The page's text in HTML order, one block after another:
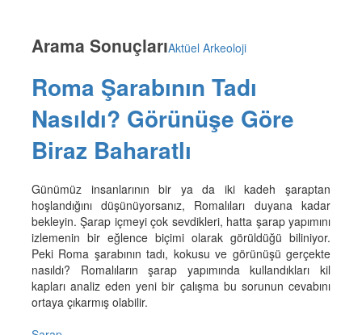
Arama SonuçlarıAktüel Arkeoloji
Roma Şarabının Tadı
Nasıldı? Görünüşe Göre
Biraz Baharatlı
Günümüz insanlarının bir ya da iki kadeh şaraptan
hoşlandığını düşünüyorsanız, Romalıları duyana kadar
bekleyin. Şarap içmeyi çok sevdikleri, hatta şarap yapımını
izlemenin bir eğlence biçimi olarak görüldüğü biliniyor.
Peki Roma şarabının tadı, kokusu ve görünüşü gerçekte
nasıldı? Romalıların şarap yapımında kullandıkları kil
kapları analiz eden yeni bir çalışma bu sorunun cevabını
ortaya çıkarmış olabilir.